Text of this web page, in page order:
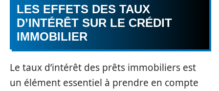
LES EFFETS DES TAUX
D’INTÉRÊT SUR LE CRÉDIT
IMMOBILIER
Le taux d’intérêt des prêts immobiliers est
un élément essentiel à prendre en compte